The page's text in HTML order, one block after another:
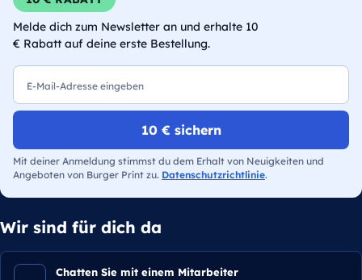
Melde dich zum Newsletter an und erhalte 10
€ Rabatt auf deine erste Bestellung.
10 € sichern
Mit deiner Anmeldung stimmst du dem Erhalt von Neuigkeiten und
Angeboten von Burger Print zu. Datenschutzrichtlinie.
Wir sind für dich da
Chatten Sie mit einem Mitarbeiter